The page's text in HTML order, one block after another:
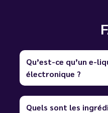
Qu’est-ce qu’un e-
électronique ?
Quels sont les